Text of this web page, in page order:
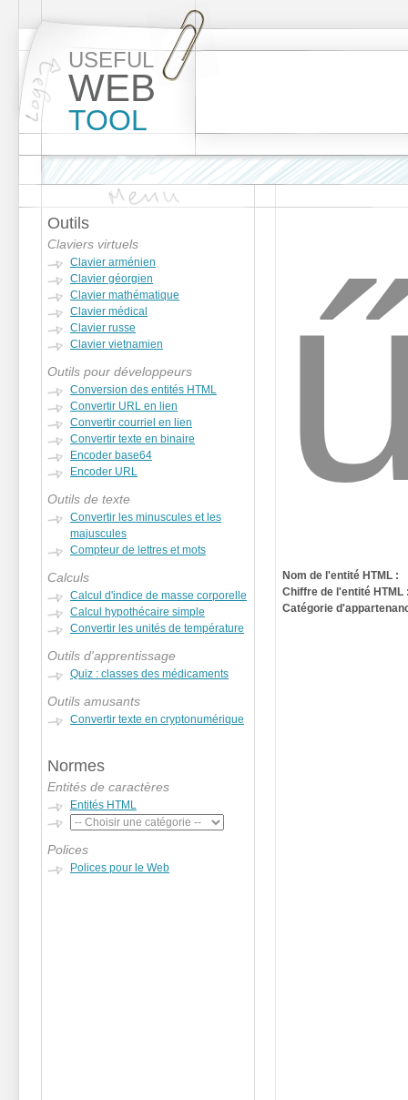
USEFUL
WEB
TOOL
Outils
Claviers virtuels
Clavier arménien
Clavier géorgien
Clavier mathématique
Clavier médical
Clavier russe
Clavier vietnamien
Outils pour développeurs
Conversion des entités HTML
Convertir URL en lien
Convertir courriel en lien
Convertir texte en binaire
Encoder base64
Encoder URL
Outils de texte
Convertir les minuscules et les
majuscules
Compteur de lettres et mots
Calculs
Calcul d'indice de masse corporelle
Calcul hypothécaire simple
Convertir les unités de température
Outils d'apprentissage
Quiz : classes des médicaments
Outils amusants
Convertir texte en cryptonumérique
Normes
Entités de caractères
Entités HTML
Polices
Polices pour le Web
Nom de l'entité HTML :
Chiffre de l'entité HTML
Catégorie